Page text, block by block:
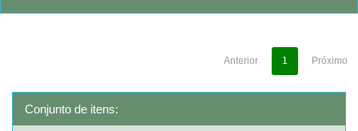
Anterior 1 Próximo
Conjunto de itens: